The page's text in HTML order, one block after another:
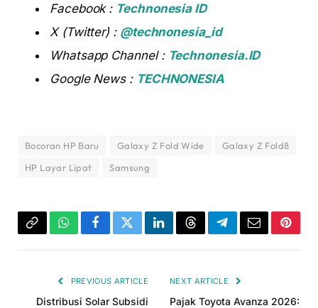
Facebook : Technonesia ID
X (Twitter) : @technonesia_id
Whatsapp Channel : Technonesia.ID
Google News : TECHNONESIA
Bocoran HP Baru Galaxy Z Fold Wide
Galaxy Z Fold8
HP Layar Lipat
Samsung
Copy WhatsAppFacebookTwitterLinkedInThreadsTelegramEmail
PREVIOUS ARTICLE
Distribusi Solar Subsidi
NEXT ARTICLE
Pajak Toyota Avanza 2026: